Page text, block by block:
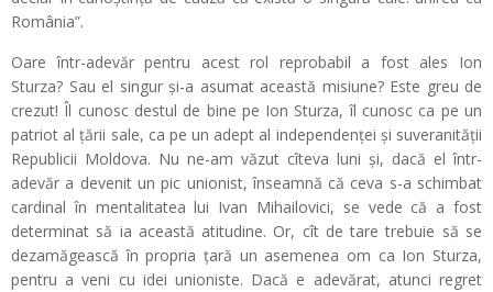
România”.
Oare într-adevăr pentru acest rol reprobabil a fost ales Ion
Sturza? Sau el singur și-a asumat această misiune? Este greu de
crezut! Îl cunosc destul de bine pe Ion Sturza, îl cunosc ca pe un
patriot al țării sale, ca pe un adept al independenței și suveranității
Republicii Moldova. Nu ne-am văzut cîteva luni și, dacă el într-
adevăr a devenit un pic unionist, înseamnă că ceva s-a schimbat
cardinal în mentalitatea lui Ivan Mihailovici, se vede că a fost
determinat să ia această atitudine. Or, cît de tare trebuie să se
dezamăgească în propria țară un asemenea om ca Ion Sturza,
pentru a veni cu idei unioniste. Dacă e adevărat, atunci regret